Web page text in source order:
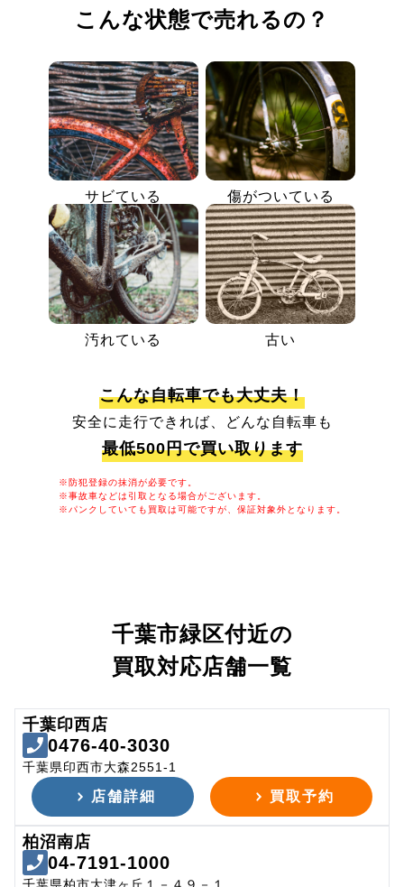
こんな状態で売れるの？
サビている 傷がついている
汚れている 古い
こんな自転車でも大丈夫！
安全に走行できれば、どんな自転車も
最低500円で買い取ります
※防犯登録の抹消が必要です。
※事故車などは引取となる場合がございます。
※パンクしていても買取は可能ですが、保証対象外となります。
千葉市緑区付近の
買取対応店舗一覧
千葉印西店
0476-40-3030
千葉県印西市大森2551-1
店舗詳細 買取予約
柏沼南店
04-7191-1000